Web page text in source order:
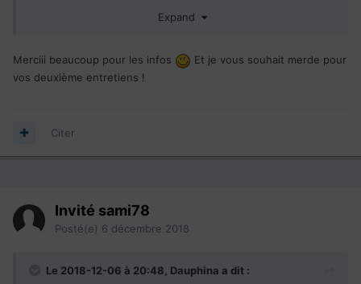
mais de toute manière cela reste rechercher, apres eux se
faire. Voilà, si ya d'autre question et que je peux y répondre
se sera avec plaisir.
Expand
Merciii beaucoup pour les infos
Et je vous souhait merde pour
vos deuxième entretiens !
Citer
Invité sami78
Posté(e) 6 décembre 2018
Le 2018-12-06 à 20:48, Dauphina a dit :